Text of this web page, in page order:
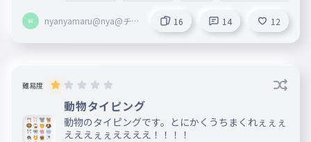
nyanyamaru@nya@チャ
16 14 12
難易度
動物タイピング
動物のタイピングです。とにかくうちまくれぇぇぇ
えええぇぇええええ！！！！